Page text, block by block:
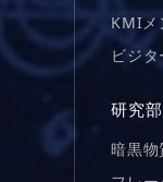
KMIメ
ビジ
研究
暗黒物